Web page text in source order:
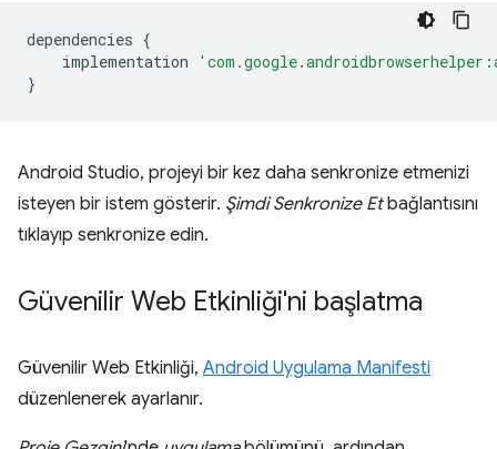
dependencies {
implementation
}
Android Studio, projeyi bir kez daha senkronize etmenizi
isteyen bir istem gösterir. Şimdi Senkronize Etbağlantısını
tıklayıp senkronize edin.
Güvenilir Web Etkinliği'ni başlatma
Güvenilir Web Etkinliği, Android Uygulama Manifesti
düzenlenerek ayarlanır.